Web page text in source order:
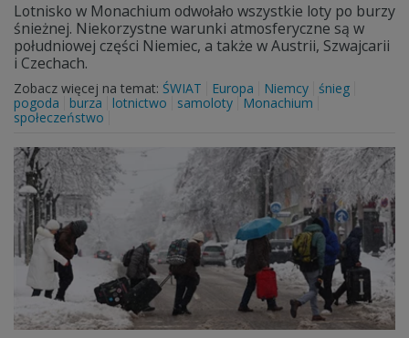
Lotnisko w Monachium odwołało wszystkie loty po burzy
śnieżnej. Niekorzystne warunki atmosferyczne są w
południowej części Niemiec, a także w Austrii, Szwajcarii
i Czechach.
Zobacz więcej na temat: ŚWIAT Europa Niemcy śnieg
pogoda
burza lotnictwo samoloty
Monachium
społeczeństwo